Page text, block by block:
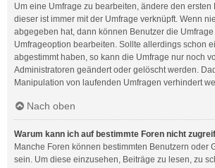
Um eine Umfrage zu bearbeiten, ändere den ersten
dieser ist immer mit der Umfrage verknüpft. Wenn
abgegeben hat, dann können Benutzer die
Umfrageoption bearbeiten. Sollte allerdings schon
abgestimmt haben, so kann die Umfrage nur noch
Administratoren geändert oder gelöscht werden.
Manipulation von laufenden Umfragen verhindert
Nach oben
Warum kann ich auf bestimmte Foren nicht
Manche Foren können bestimmten Benutzern oder
sein. Um diese einzusehen, Beiträge zu lesen, zu